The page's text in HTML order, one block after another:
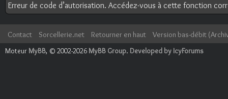
Erreur de code d’autorisation. Accédez-vous à cette fonction
Contact Sorcellerie.net Retourner en haut
Version bas-débit
Moteur MyBB, © 2002-2026 MyBB Group. Developed by IcyForums